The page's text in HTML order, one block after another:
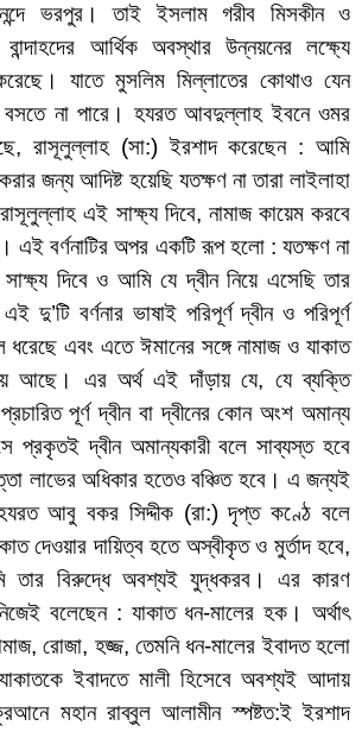
ভরপুর। তাই ইসলাম গরীব মিসকীন ও
আর্থিক অবস্থার উন্নয়নের লক্ষ্যে
যাতে মুসলিম মিল্লাতের কোথাও যেন
না পারে। হযরত আবদুল্লাহ ইবনে ওমর
রাসূলুল্লাহ (সা:) ইরশাদ করেছেন : আমি
জন্য আদিষ্ট হয়েছি যতক্ষণ না তারা লাইলাহা
এই সাক্ষ্য দিবে, নামাজ কায়েম করবে
এই বর্ণনাটির অপর একটি রূপ হলো : যতক্ষণ না
দিবে ও আমি যে দ্বীন নিয়ে এসেছি তার
দু’টি বর্ণনার ভাষাই পরিপূর্ণ দ্বীন ও পরিপূর্ণ
ধরেছে এবং এতে ঈমানের সঙ্গে নামাজ ও যাকাত
আছে। এর অর্থ এই দাঁড়ায় যে, যে ব্যক্তি
পূর্ণ দ্বীন বা দ্বীনের কোন অংশ অমান্য
প্রকৃতই দ্বীন অমান্যকারী বলে সাব্যস্ত হবে
লাভের অধিকার হতেও বঞ্চিত হবে। এ জন্যই
আবু বকর সিদ্দীক (রা:) দৃপ্ত কণ্ঠে বলে
দেওয়ার দায়িত্ব হতে অস্বীকৃত ও মুর্তাদ হবে,
বিরুদ্ধে অবশ্যই যুদ্ধকরব। এর কারণ
বলেছেন : যাকাত ধন-মালের হক। অর্থাৎ
রোজা, হজ্জ, তেমনি ধন-মালের ইবাদত হলো
ইবাদতে মালী হিসেবে অবশ্যই আদায়
মহান রাব্বুল আলামীন স্পষ্টত:ই ইরশাদ